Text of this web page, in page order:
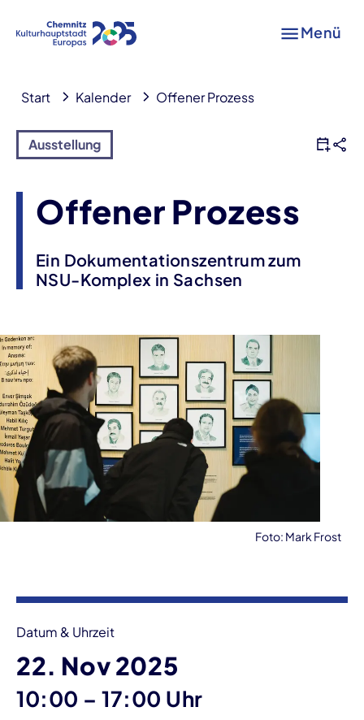
Menü
Start Kalender Offener Prozess
Ausstellung
Offener Prozess
Ein Dokumentationszentrum zum
NSU-Komplex in Sachsen
Foto: Mark Frost
Datum & Uhrzeit
22. Nov 2025
10:00 – bis
17:00 Uhr